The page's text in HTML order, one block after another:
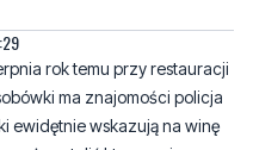
wskazują na winę
może ustalić kto ma winę
na komentarz